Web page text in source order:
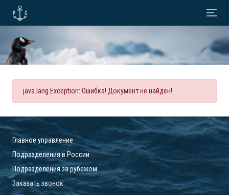
java.lang.Exception: Ошибка! Документ не найден!
Главное управление
Подразделения в России
Подразделения за рубежом
Заказать звонок